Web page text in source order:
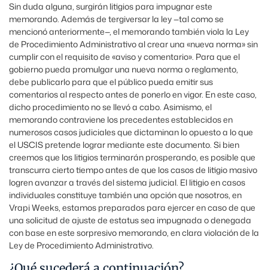
Sin duda alguna, surgirán litigios para impugnar este
memorando. Además de tergiversar la ley —tal como se
mencionó anteriormente—, el memorando también viola la Ley
de Procedimiento Administrativo al crear una «nueva norma» sin
cumplir con el requisito de «aviso y comentario». Para que el
gobierno pueda promulgar una nueva norma o reglamento,
debe publicarlo para que el público pueda emitir sus
comentarios al respecto antes de ponerlo en vigor. En este caso,
dicho procedimiento no se llevó a cabo. Asimismo, el
memorando contraviene los precedentes establecidos en
numerosos casos judiciales que dictaminan lo opuesto a lo que
el USCIS pretende lograr mediante este documento. Si bien
creemos que los litigios terminarán prosperando, es posible que
transcurra cierto tiempo antes de que los casos de litigio masivo
logren avanzar a través del sistema judicial. El litigio en casos
individuales constituye también una opción que nosotros, en
Vrapi Weeks, estamos preparados para ejercer en caso de que
una solicitud de ajuste de estatus sea impugnada o denegada
con base en este sorpresivo memorando, en clara violación de la
Ley de Procedimiento Administrativo.